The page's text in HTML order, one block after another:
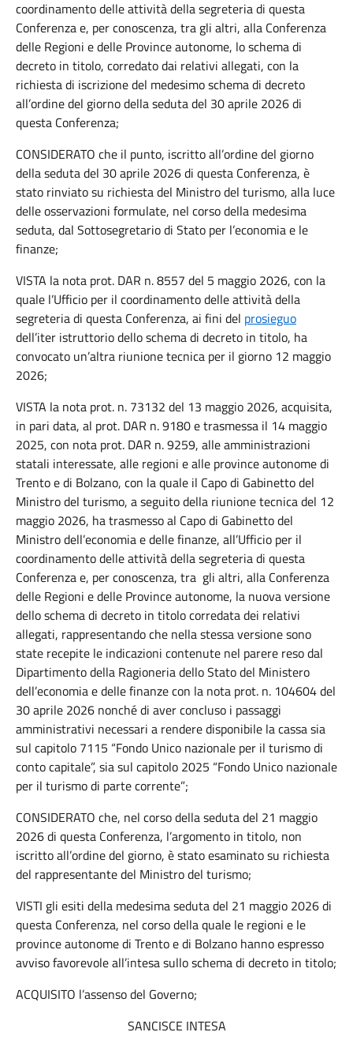
coordinamento delle attività della segreteria di questa
Conferenza e, per conoscenza, tra gli altri, alla Conferenza
delle Regioni e delle Province autonome, lo schema di
decreto in titolo, corredato dai relativi allegati, con la
richiesta di iscrizione del medesimo schema di decreto
all’ordine del giorno della seduta del 30 aprile 2026 di
questa Conferenza;
CONSIDERATO che il punto, iscritto all’ordine del giorno
della seduta del 30 aprile 2026 di questa Conferenza, è
stato rinviato su richiesta del Ministro del turismo, alla luce
delle osservazioni formulate, nel corso della medesima
seduta, dal Sottosegretario di Stato per l’economia e le
finanze;
VISTA la nota prot. DAR n. 8557 del 5 maggio 2026, con la
quale l’Ufficio per il coordinamento delle attività della
segreteria di questa Conferenza, ai fini del prosieguo
dell’iter istruttorio dello schema di decreto in titolo, ha
convocato un’altra riunione tecnica per il giorno 12 maggio
2026;
VISTA la nota prot. n. 73132 del 13 maggio 2026, acquisita,
in pari data, al prot. DAR n. 9180 e trasmessa il 14 maggio
2025, con nota prot. DAR n. 9259, alle amministrazioni
statali interessate, alle regioni e alle province autonome di
Trento e di Bolzano, con la quale il Capo di Gabinetto del
Ministro del turismo, a seguito della riunione tecnica del 12
maggio 2026, ha trasmesso al Capo di Gabinetto del
Ministro dell’economia e delle finanze, all’Ufficio per il
coordinamento delle attività della segreteria di questa
Conferenza e, per conoscenza, tra gli altri, alla Conferenza
delle Regioni e delle Province autonome, la nuova versione
dello schema di decreto in titolo corredata dei relativi
allegati, rappresentando che nella stessa versione sono
state recepite le indicazioni contenute nel parere reso dal
Dipartimento della Ragioneria dello Stato del Ministero
dell’economia e delle finanze con la nota prot. n. 104604 del
30 aprile 2026 nonché di aver concluso i passaggi
amministrativi necessari a rendere disponibile la cassa sia
sul capitolo 7115 “Fondo Unico nazionale per il turismo di
conto capitale”, sia sul capitolo 2025 “Fondo Unico nazionale
per il turismo di parte corrente”;
CONSIDERATO che, nel corso della seduta del 21 maggio
2026 di questa Conferenza, l’argomento in titolo, non
iscritto all’ordine del giorno, è stato esaminato su richiesta
del rappresentante del Ministro del turismo;
VISTI gli esiti della medesima seduta del 21 maggio 2026 di
questa Conferenza, nel corso della quale le regioni e le
province autonome di Trento e di Bolzano hanno espresso
avviso favorevole all’intesa sullo schema di decreto in titolo;
ACQUISITO l’assenso del Governo;
SANCISCE INTESA